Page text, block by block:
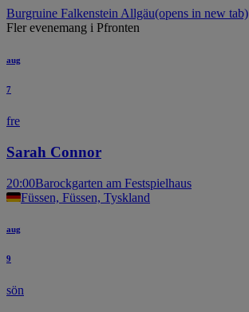
Burgruine Falkenstein Allgäu(opens in new tab)
Fler evenemang i Pfronten
aug
7
fre
Sarah Connor
20:00Barockgarten am Festspielhaus
Füssen, Füssen, Tyskland
aug
9
sön